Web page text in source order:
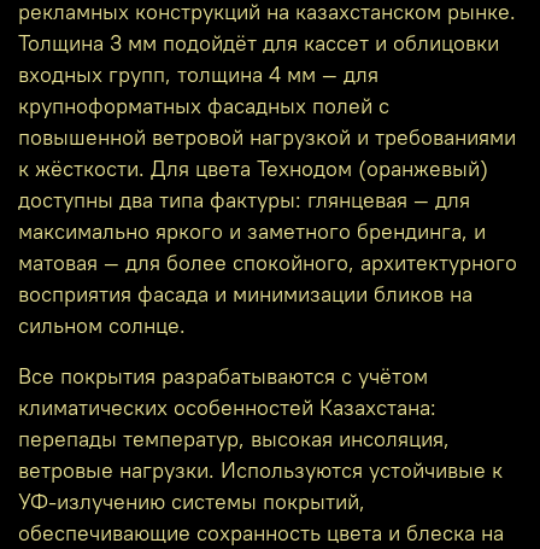
рекламных конструкций на казахстанском рынке.
Толщина 3 мм подойдёт для кассет и облицовки
входных групп, толщина 4 мм — для
крупноформатных фасадных полей с
повышенной ветровой нагрузкой и требованиями
к жёсткости. Для цвета Технодом (оранжевый)
доступны два типа фактуры: глянцевая — для
максимально яркого и заметного брендинга, и
матовая — для более спокойного, архитектурного
восприятия фасада и минимизации бликов на
сильном солнце.
Все покрытия разрабатываются с учётом
климатических особенностей Казахстана:
перепады температур, высокая инсоляция,
ветровые нагрузки. Используются устойчивые к
УФ‑излучению системы покрытий,
обеспечивающие сохранность цвета и блеска на